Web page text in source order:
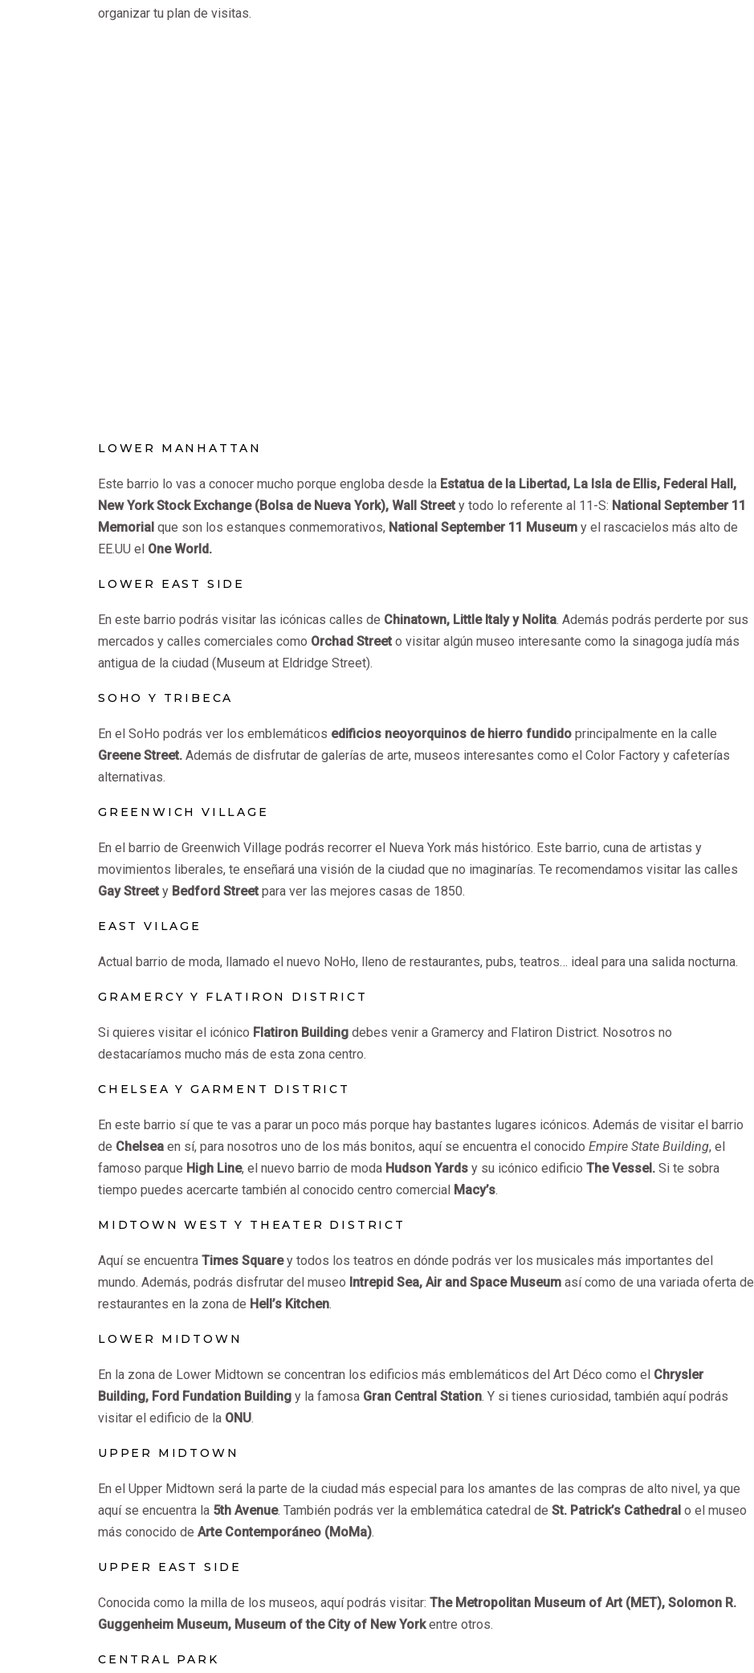
organizar tu plan de visitas.
LOWER MANHATTAN
Este barrio lo vas a conocer mucho porque engloba desde la Estatua de la Libertad, La Isla de Ellis, Federal Hall,
New York Stock Exchange (Bolsa de Nueva York), Wall Street y todo lo referente al 11-S: National September 11
Memorial que son los estanques conmemorativos, National September 11 Museum y el rascacielos más alto de
EE.UU el One World.
LOWER EAST SIDE
En este barrio podrás visitar las icónicas calles de Chinatown, Little Italy y Nolita. Además podrás perderte por sus
mercados y calles comerciales como Orchad Street o visitar algún museo interesante como la sinagoga judía más
antigua de la ciudad (Museum at Eldridge Street).
SOHO Y TRIBECA
En el SoHo podrás ver los emblemáticos edificios neoyorquinos de hierro fundido principalmente en la calle
Greene Street. Además de disfrutar de galerías de arte, museos interesantes como el Color Factory y cafeterías
alternativas.
GREENWICH VILLAGE
En el barrio de Greenwich Village podrás recorrer el Nueva York más histórico. Este barrio, cuna de artistas y
movimientos liberales, te enseñará una visión de la ciudad que no imaginarías. Te recomendamos visitar las calles
Gay Street y Bedford Street para ver las mejores casas de 1850.
EAST VILAGE
Actual barrio de moda, llamado el nuevo NoHo, lleno de restaurantes, pubs, teatros… ideal para una salida nocturna.
GRAMERCY Y FLATIRON DISTRICT
Si quieres visitar el icónico Flatiron Building debes venir a Gramercy and Flatiron District. Nosotros no
destacaríamos mucho más de esta zona centro.
CHELSEA Y GARMENT DISTRICT
En este barrio sí que te vas a parar un poco más porque hay bastantes lugares icónicos. Además de visitar el barrio
de Chelsea en sí, para nosotros uno de los más bonitos, aquí se encuentra el conocido Empire State Building, el
famoso parque High Line, el nuevo barrio de moda Hudson Yards y su icónico edificio The Vessel. Si te sobra
tiempo puedes acercarte también al conocido centro comercial Macy’s.
MIDTOWN WEST Y THEATER DISTRICT
Aquí se encuentra Times Squarey todos los teatros en dónde podrás ver los musicales más importantes del
mundo. Además, podrás disfrutar del museo Intrepid Sea, Air and Space Museum así como de una variada oferta de
restaurantes en la zona de Hell’s Kitchen.
LOWER MIDTOWN
En la zona de Lower Midtown se concentran los edificios más emblemáticos del Art Déco como el Chrysler
Building, Ford Fundation Building y la famosa Gran Central Station. Y si tienes curiosidad, también aquí podrás
visitar el edificio de la ONU.
UPPER MIDTOWN
En el Upper Midtown será la parte de la ciudad más especial para los amantes de las compras de alto nivel, ya que
aquí se encuentra la 5th Avenue. También podrás ver la emblemática catedral de St. Patrick’s Cathedral o el museo
más conocido de Arte Contemporáneo (MoMa).
UPPER EAST SIDE
Conocida como la milla de los museos, aquí podrás visitar: The Metropolitan Museum of Art (MET), Solomon R.
Guggenheim Museum, Museum of the City of New Yorkentre otros.
CENTRAL PARK